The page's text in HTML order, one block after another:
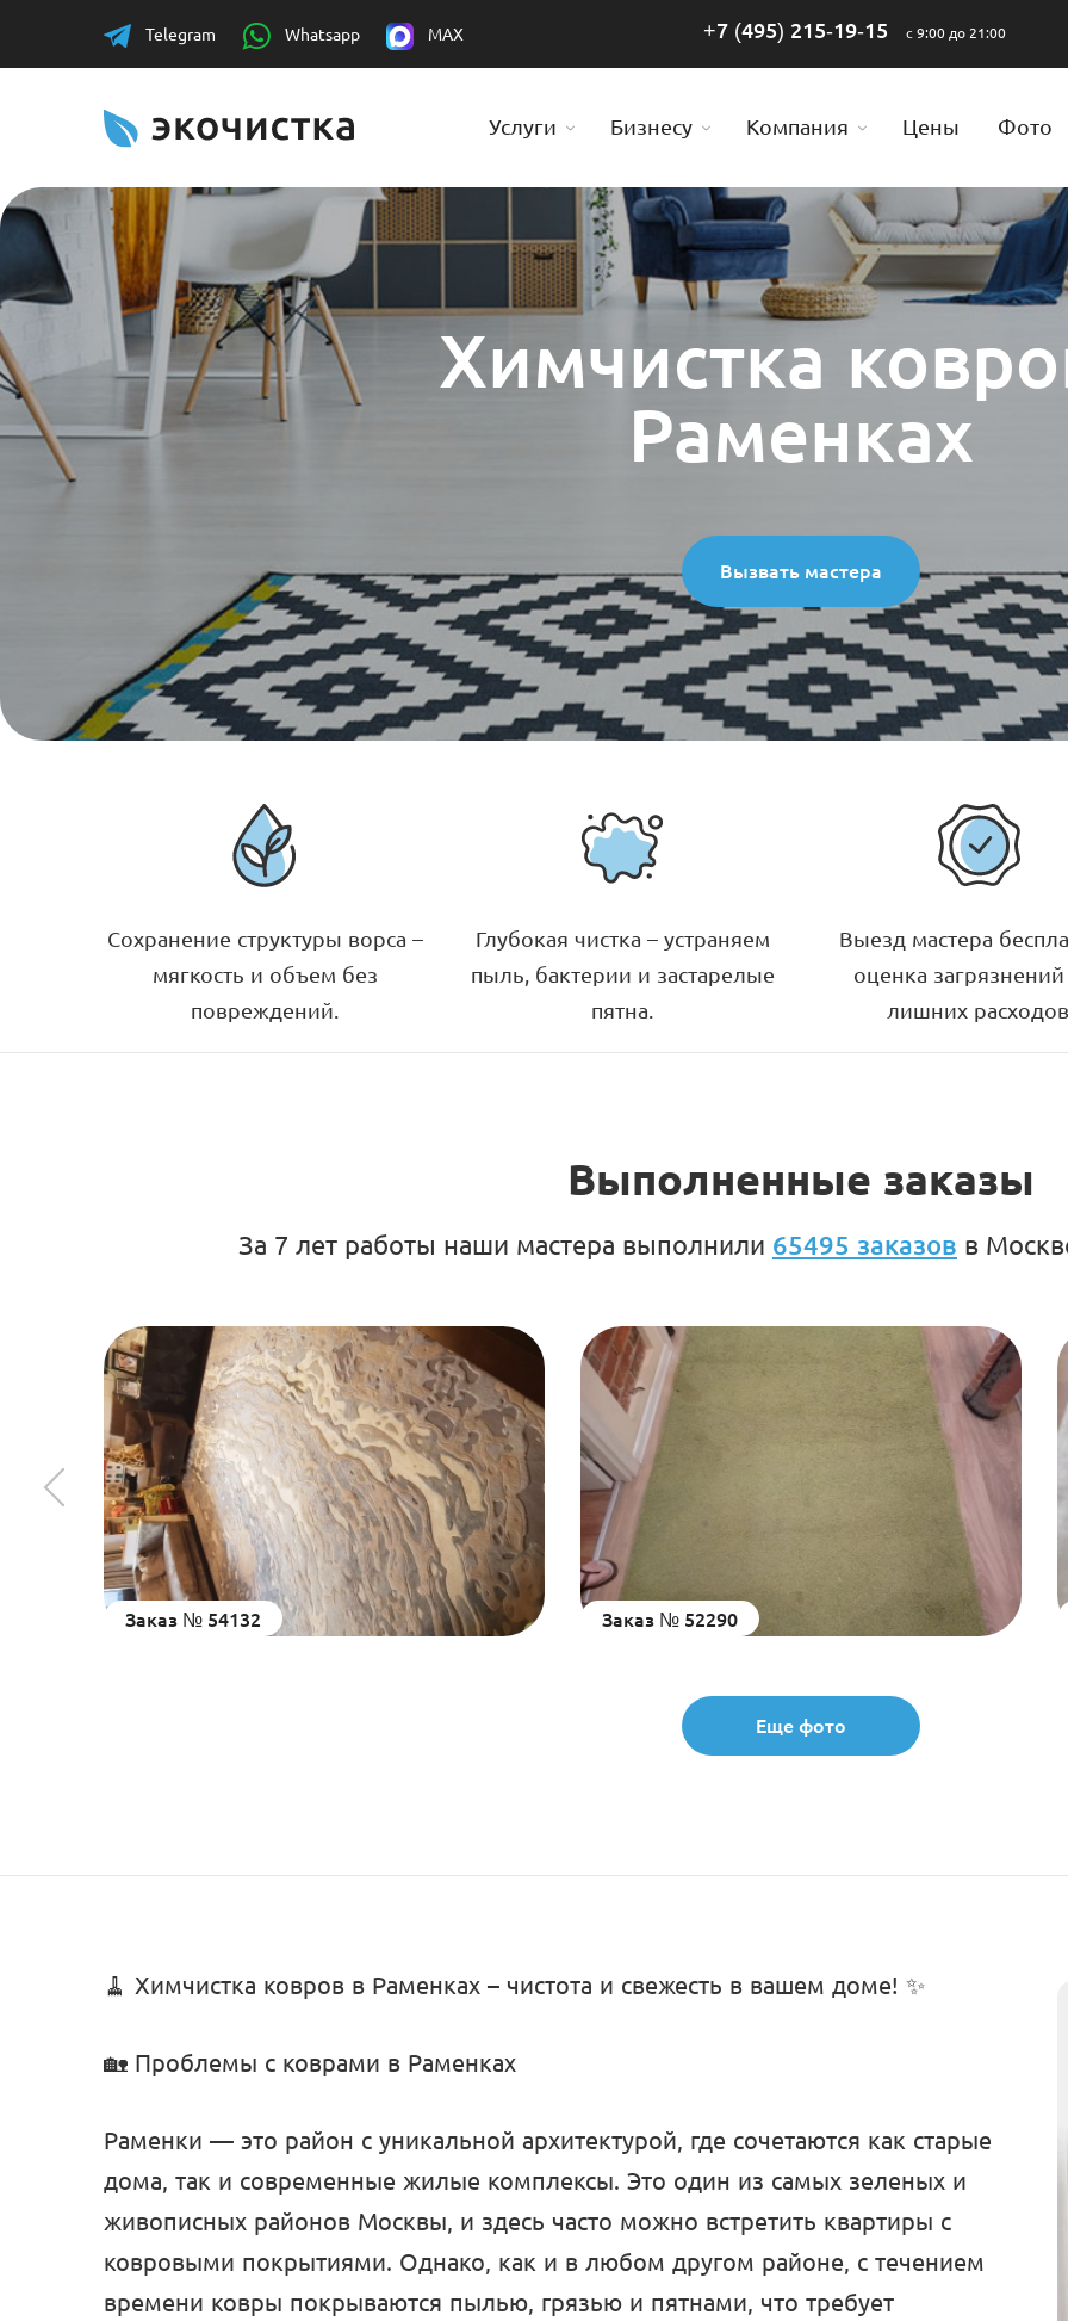
Telegram Whatsapp MAX +7 (495) 215-19-15 с 9:00 до 21:00
Услуги Бизнесу Компания Цены Фото
Химчистка
Раменках
Вызвать мастера
Сохранение структуры ворса –
мягкость и объем без
повреждений.
Глубокая чистка – устраняем
пыль, бактерии и застарелые
пятна.
Выезд мастера
оценка
лишних расходов.
Выполненные заказы
За 7 лет работы наши мастера выполнили 65495 заказов в
Заказ № 54132 Заказ № 52290
Еще фото
🧹 Химчистка ковров в Раменках – чистота и свежесть в вашем доме! ✨
🏡 Проблемы с коврами в Раменках
Раменки — это район с уникальной архитектурой, где сочетаются как старые
дома, так и современные жилые комплексы. Это один из самых зеленых и
живописных районов Москвы, и здесь часто можно встретить квартиры с
ковровыми покрытиями. Однако, как и в любом другом районе, с течением
времени ковры покрываются пылью, грязью и пятнами, что требует